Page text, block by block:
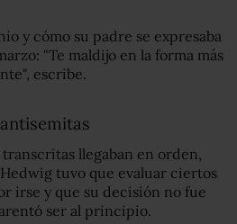
y cómo su padre se expresaba
"Te maldijo en la forma más
escribe.
llegaban en orden,
tuvo que evaluar ciertos
irse y que su decisión no fue
ser al principio.